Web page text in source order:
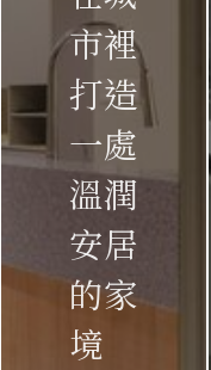
市裡
打造
一處
溫潤
安居
的家
境